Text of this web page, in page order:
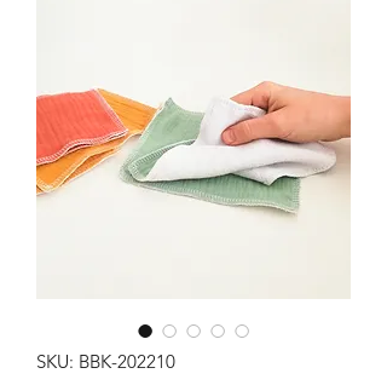
SKU: BBK-202210